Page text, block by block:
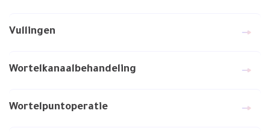
Vullingen
Wortelkanaalbehandeling
Wortelpuntoperatie